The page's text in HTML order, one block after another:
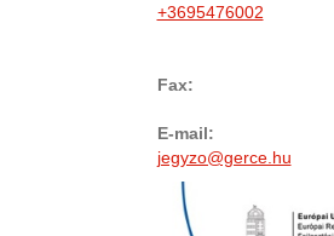
+3695476002
Fax:
E-mail:
jegyzo@gerce.hu